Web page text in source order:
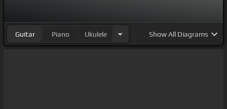
Guitar Piano Ukulele ShowAll Diagrams